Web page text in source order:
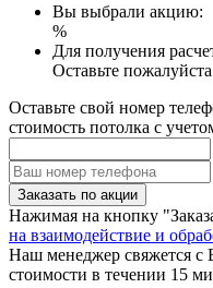
Вы выбрали акцию:
%
Для получения
Оставьте
Оставьте свой номер
стоимость потолка с
Заказать по акции
Нажимая на кнопку
на взаимодействие и
Наш менеджер свяжется с
стоимости в течении 15